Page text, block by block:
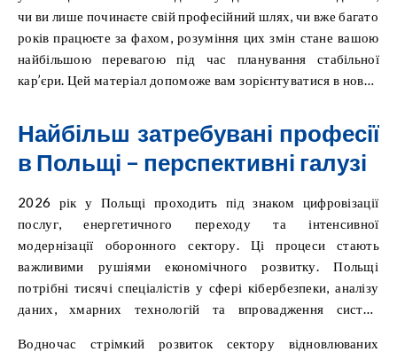
чи ви лише починаєте свій професійний шлях, чи вже багато
років працюєте за фахом, розуміння цих змін стане вашою
найбільшою перевагою під час планування стабільної
кар’єри. Цей матеріал допоможе вам зорієнтуватися в нових
Найбільш затребувані професії
в Польщі – перспективні галузі
2026 рік у Польщі проходить під знаком цифровізації
послуг, енергетичного переходу та інтенсивної
модернізації оборонного сектору. Ці процеси стають
важливими рушіями економічного розвитку. Польщі
потрібні тисячі спеціалістів у сфері кібербезпеки, аналізу
даних, хмарних технологій та впровадження систем
Водночас стрімкий розвиток сектору відновлюваних